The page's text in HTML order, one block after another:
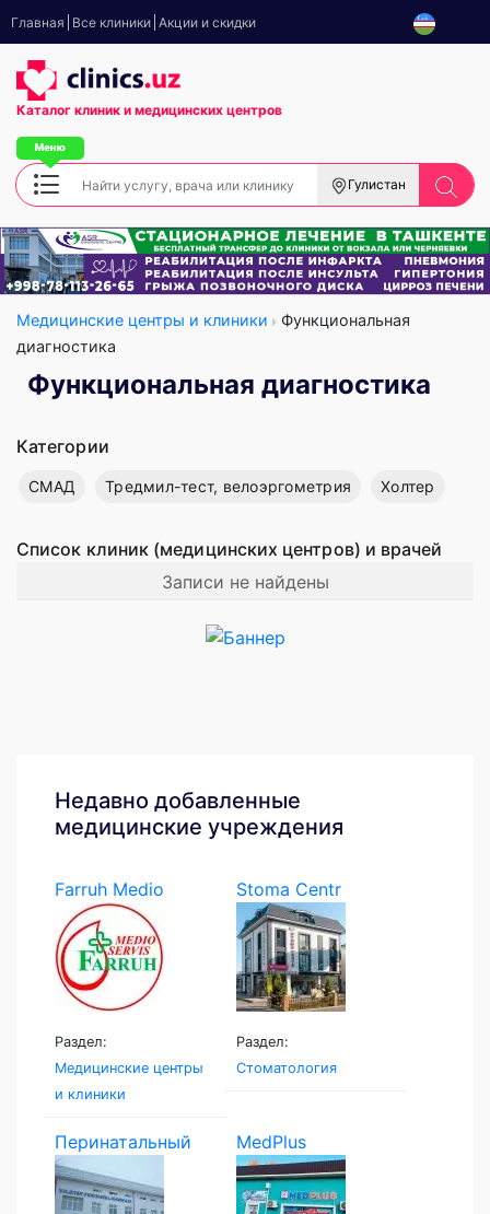
Главная Все клиники Акции и скидки
Каталог клиник и медицинских центров
Гулистан
Медицинские центры и клиники
Функциональная
диагностика
Функциональная диагностика
Категории
СМАД Тредмил-тест, велоэргометрия Холтер
Список клиник (медицинских центров) и врачей
Записи не найдены
Недавно добавленные
медицинские учреждения
Farruh Medio
Servis
Раздел:
Медицинские центры
и клиники
Stoma Centr
Раздел:
Стоматология
Перинатальный
центр...
MedPlus